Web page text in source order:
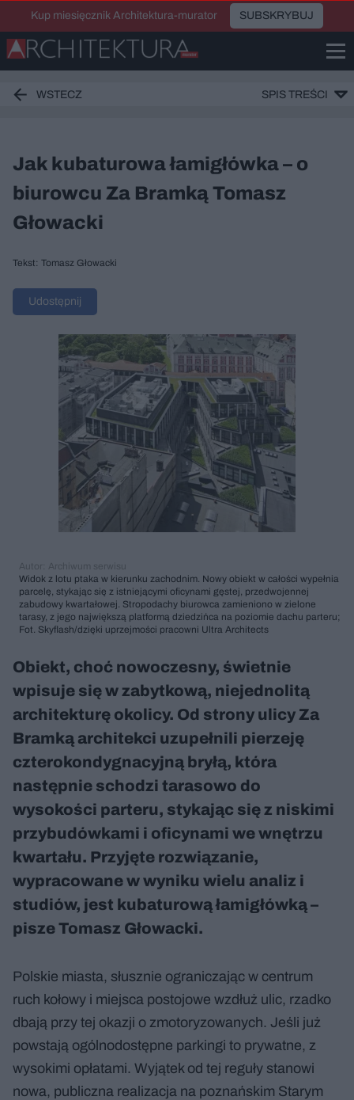
Kup miesięcznik Architektura-murator SUBSKRYBUJ
WSTECZ SPIS TREŚCI
Jak kubaturowa łamigłówka – o
biurowcu Za Bramką Tomasz
Głowacki
Tekst: Tomasz Głowacki
Udostępnij
Autor: Archiwum serwisu
Widok z lotu ptaka w kierunku zachodnim. Nowy obiekt w całości wypełnia
parcelę, stykając się z istniejącymi oficynami gęstej, przedwojennej
zabudowy kwartałowej. Stropodachy biurowca zamieniono w zielone
tarasy, z jego największą platformą dziedzińca na poziomie dachu parteru;
Fot. Skyflash/dzięki uprzejmości pracowni Ultra Architects
Obiekt, choć nowoczesny, świetnie
wpisuje się w zabytkową, niejednolitą
architekturę okolicy. Od strony ulicy Za
Bramką architekci uzupełnili pierzeję
czterokondygnacyjną bryłą, która
następnie schodzi tarasowo do
wysokości parteru, stykając się z niskimi
przybudówkami i oficynami we wnętrzu
kwartału. Przyjęte rozwiązanie,
wypracowane w wyniku wielu analiz i
studiów, jest kubaturową łamigłówką –
pisze Tomasz Głowacki.
Polskie miasta, słusznie ograniczając w centrum
ruch kołowy i miejsca postojowe wzdłuż ulic, rzadko
dbają przy tej okazji o zmotoryzowanych. Jeśli już
powstają ogólnodostępne parkingi to prywatne, z
wysokimi opłatami. Wyjątek od tej reguły stanowi
nowa, publiczna realizacja na poznańskim Starym